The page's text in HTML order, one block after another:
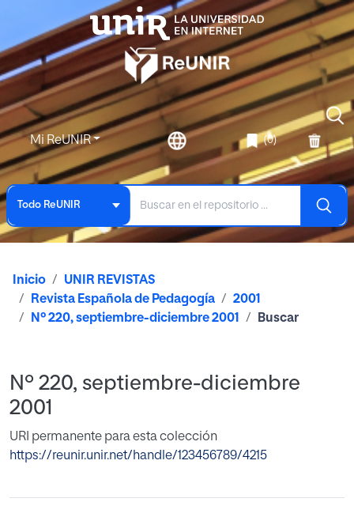
Mi ReUNIR (0)
Todo ReUNIR
Inicio
UNIR REVISTAS
Revista Española de Pedagogía
2001
Nº 220, septiembre-diciembre 2001
Buscar
Nº 220, septiembre-diciembre
2001
URI permanente para esta colección
https://reunir.unir.net/handle/123456789/4215